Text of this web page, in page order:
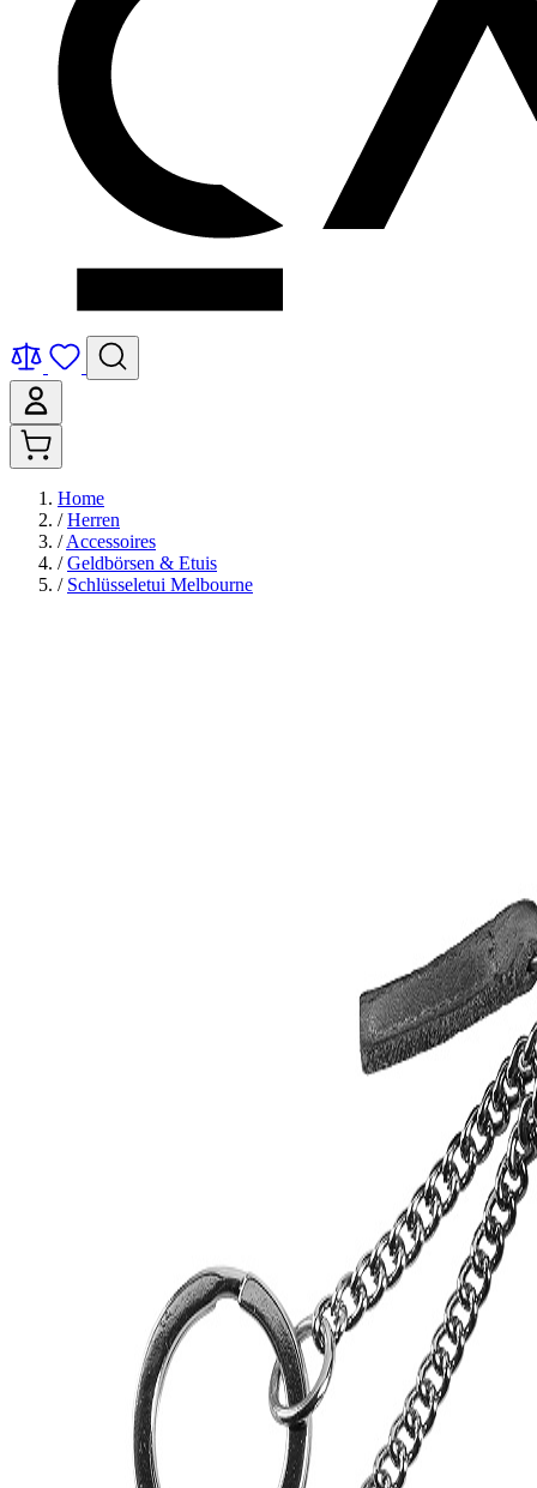
Home
/ Herren
/ Accessoires
/ Geldbörsen & Etuis
/ Schlüsseletui Melbourne